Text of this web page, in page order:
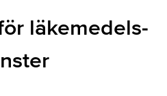
läkemedels-